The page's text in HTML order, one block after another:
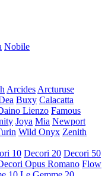
Nobile
Arcides Arcturuse
Buxy Calacatta
Lienzo Famous
Joya Mia Newport
Wild Onyx Zenith
10 Decori 20 Decori 50
Opus Romano Flow